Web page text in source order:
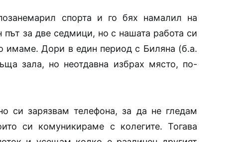
спорта и го бях намалил на
за две седмици, но с нашата работа си
имаме. Дори в един период с Биляна (б.а.
зала, но неотдавна избрах място, по-
си зарязвам телефона, за да не гледам
си комуникираме с колегите. Тогава